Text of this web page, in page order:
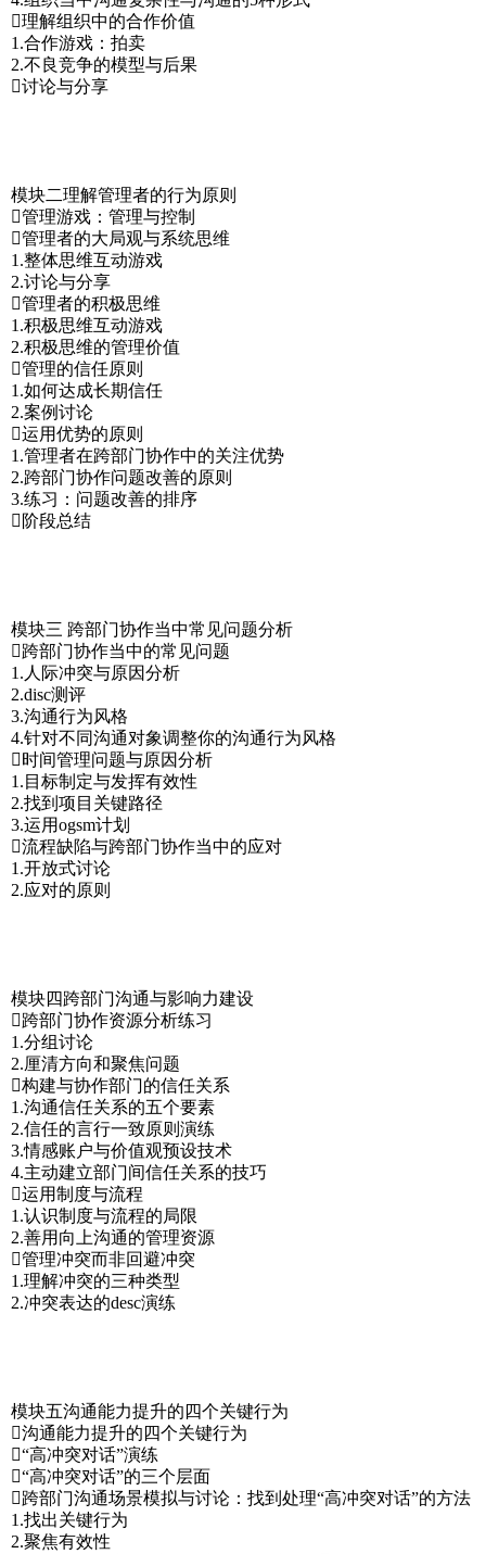
理解组织中的合作价值
1.合作游戏：拍卖
2.不良竞争的模型与后果
讨论与分享
模块二理解管理者的行为原则
管理游戏：管理与控制
管理者的大局观与系统思维
1.整体思维互动游戏
2.讨论与分享
管理者的积极思维
1.积极思维互动游戏
2.积极思维的管理价值
管理的信任原则
1.如何达成长期信任
2.案例讨论
运用优势的原则
1.管理者在跨部门协作中的关注优势
2.跨部门协作问题改善的原则
3.练习：问题改善的排序
阶段总结
模块三 跨部门协作当中常见问题分析
跨部门协作当中的常见问题
1.人际冲突与原因分析
2.disc测评
3.沟通行为风格
4.针对不同沟通对象调整你的沟通行为风格
时间管理问题与原因分析
1.目标制定与发挥有效性
2.找到项目关键路径
3.运用ogsm计划
流程缺陷与跨部门协作当中的应对
1.开放式讨论
2.应对的原则
模块四跨部门沟通与影响力建设
跨部门协作资源分析练习
1.分组讨论
2.厘清方向和聚焦问题
构建与协作部门的信任关系
1.沟通信任关系的五个要素
2.信任的言行一致原则演练
3.情感账户与价值观预设技术
4.主动建立部门间信任关系的技巧
运用制度与流程
1.认识制度与流程的局限
2.善用向上沟通的管理资源
管理冲突而非回避冲突
1.理解冲突的三种类型
2.冲突表达的desc演练
模块五沟通能力提升的四个关键行为
沟通能力提升的四个关键行为
“高冲突对话”演练
“高冲突对话”的三个层面
跨部门沟通场景模拟与讨论：找到处理“高冲突对话”的方法
1.找出关键行为
2.聚焦有效性